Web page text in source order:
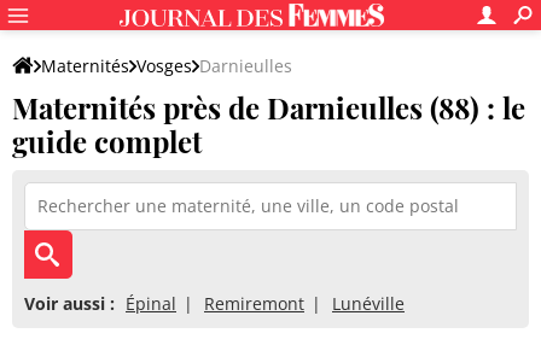
Maternités Vosges Darnieulles
Maternités près de Darnieulles (88) : le
guide complet
Voir aussi : Épinal Remiremont Lunéville